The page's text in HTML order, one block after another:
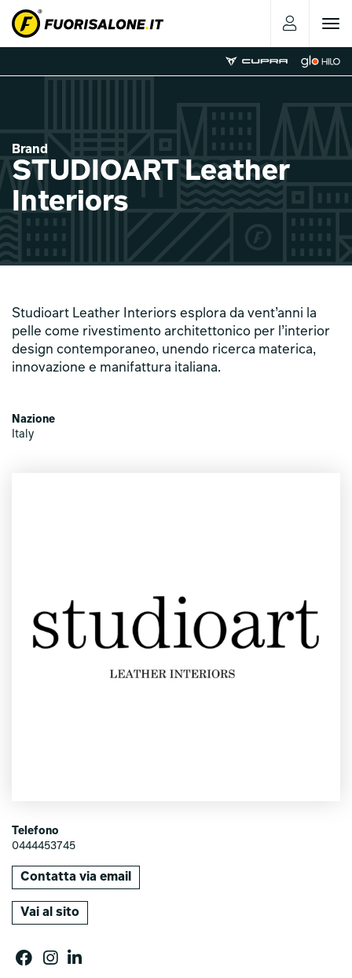
Toggle
Brand
STUDIOART Leather
Interiors
Studioart Leather Interiors esplora da vent’anni la
pelle come rivestimento architettonico per l’interior
design contemporaneo, unendo ricerca materica,
innovazione e manifattura italiana.
Nazione
Italy
Telefono
0444453745
Contatta via email
Vai al sito